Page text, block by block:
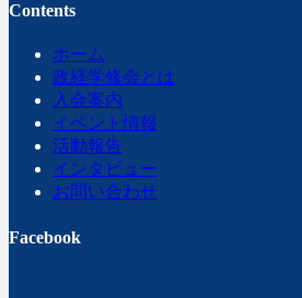
Contents
ホーム
政経学修会とは
入会案内
イベント情報
活動報告
インタビュー
お問い合わせ
Facebook